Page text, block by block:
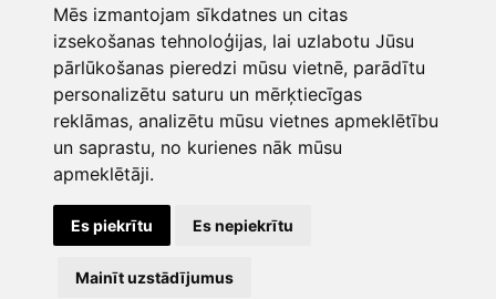
Mēs izmantojam sīkdatnes un citas
izsekošanas tehnoloģijas, lai uzlabotu Jūsu
pārlūkošanas pieredzi mūsu vietnē, parādītu
personalizētu saturu un mērķtiecīgas
reklāmas, analizētu mūsu vietnes apmeklētību
un saprastu, no kurienes nāk mūsu
apmeklētāji.
Es piekrītu Es nepiekrītu
Mainīt uzstādījumus
Mainīt sīkdatņu iestatījumus
info@opentools.lv +371 26272360
Tirdzniecības partneris: varle.lt